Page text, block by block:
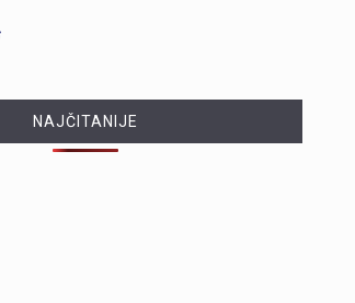
NAJČITANIJE